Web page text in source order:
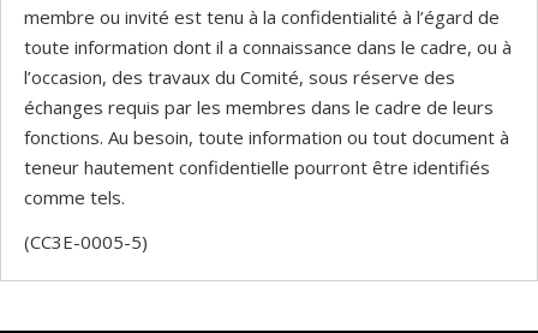
membre ou invité est tenu à la confidentialité à l’égard de
toute information dont il a connaissance dans le cadre, ou à
l’occasion, des travaux du Comité, sous réserve des
échanges requis par les membres dans le cadre de leurs
fonctions. Au besoin, toute information ou tout document à
teneur hautement confidentielle pourront être identifiés
comme tels.
(CC3E-0005-5)